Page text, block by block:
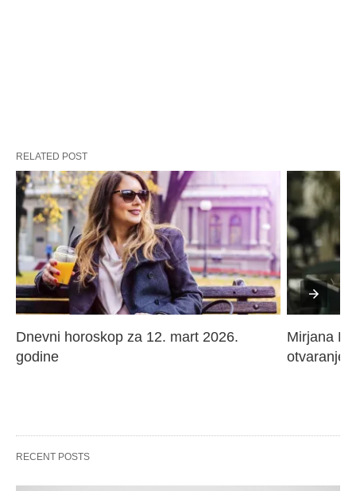
RELATED POST
Dnevni horoskop za 12. mart 2026.
godine
Mirjana
otvaranje
RECENT POSTS